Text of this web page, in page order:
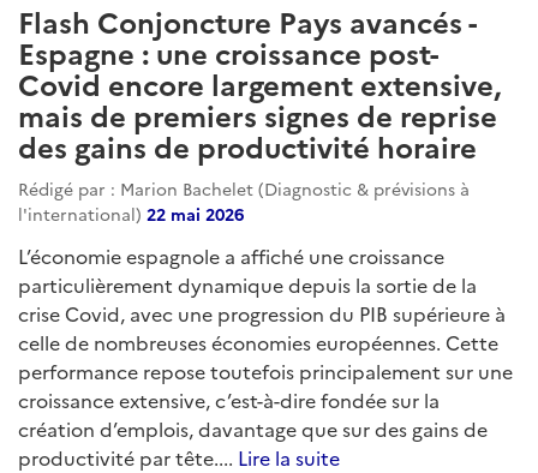
Flash Conjoncture Pays avancés -
Espagne : une croissance post-
Covid encore largement extensive,
mais de premiers signes de reprise
des gains de productivité horaire
Rédigé par : Marion Bachelet (Diagnostic & prévisions à
l'international) 22 mai 2026
L’économie espagnole a affiché une croissance
particulièrement dynamique depuis la sortie de la
crise Covid, avec une progression du PIB supérieure à
celle de nombreuses économies européennes. Cette
performance repose toutefois principalement sur une
croissance extensive, c’est-à-dire fondée sur la
création d’emplois, davantage que sur des gains de
productivité par tête.... Lire la suite